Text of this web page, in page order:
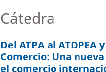
Cátedra
Del ATPA al
Comercio: Una
el comercio